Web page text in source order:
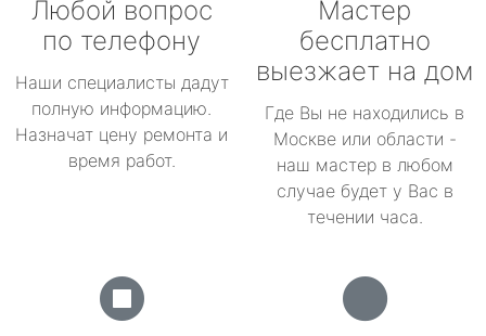
Любой вопрос
по телефону
Наши специалисты дадут
полную информацию.
Назначат цену ремонта и
время работ.
Мастер
бесплатно
выезжает на дом
Где Вы не находились в
Москве или области -
наш мастер в любом
случае будет у Вас в
течении часа.